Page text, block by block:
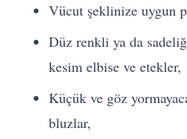
Vücut şeklinize uygun
Düz renkli ya da
kesim elbise ve etekler,
Küçük ve göz
bluzlar,